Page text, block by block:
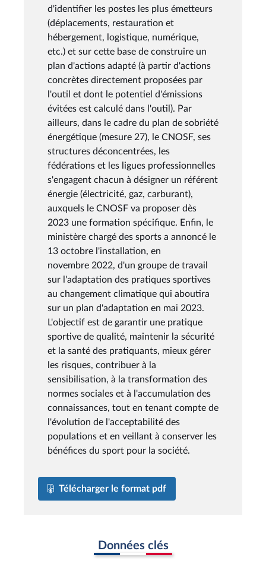
d'identifier les postes les plus émetteurs
(déplacements, restauration et
hébergement, logistique, numérique,
etc.) et sur cette base de construire un
plan d'actions adapté (à partir d'actions
concrètes directement proposées par
l'outil et dont le potentiel d'émissions
évitées est calculé dans l'outil). Par
ailleurs, dans le cadre du plan de sobriété
énergétique (mesure 27), le CNOSF, ses
structures déconcentrées, les
fédérations et les ligues professionnelles
s'engagent chacun à désigner un référent
énergie (électricité, gaz, carburant),
auxquels le CNOSF va proposer dès
2023 une formation spécifique. Enfin, le
ministère chargé des sports a annoncé le
13 octobre l'installation, en
novembre 2022, d'un groupe de travail
sur l'adaptation des pratiques sportives
au changement climatique qui aboutira
sur un plan d'adaptation en mai 2023.
L'objectif est de garantir une pratique
sportive de qualité, maintenir la sécurité
et la santé des pratiquants, mieux gérer
les risques, contribuer à la
sensibilisation, à la transformation des
normes sociales et à l'accumulation des
connaissances, tout en tenant compte de
l'évolution de l'acceptabilité des
populations et en veillant à conserver les
bénéfices du sport pour la société.
Télécharger le format pdf
Données clés